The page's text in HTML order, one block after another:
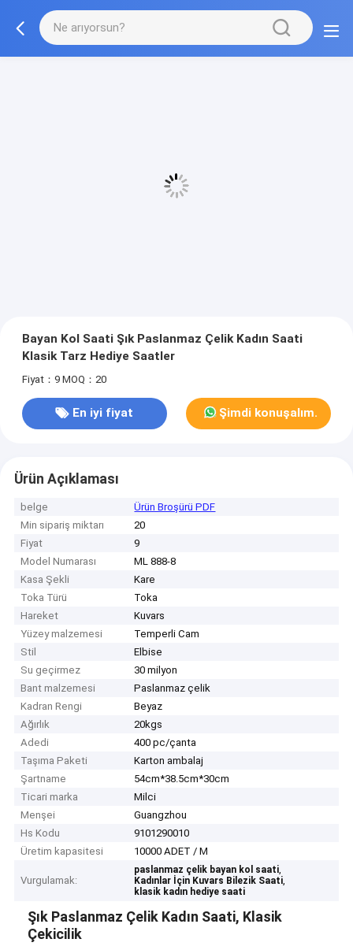
Bayan Kol Saati Şık Paslanmaz Çelik Kadın Saati
Klasik Tarz Hediye Saatler
Fiyat：9 MOQ：20
En iyi fiyat Şimdi konuşalım.
Ürün Açıklaması
belge
Ürün Broşürü PDF
Min sipariş miktarı
20
Fiyat
9
Model Numarası
ML 888-8
Kasa Şekli
Kare
Toka Türü
Toka
Hareket
Kuvars
Yüzey malzemesi
Temperli Cam
Stil
Elbise
Su geçirmez
30 milyon
Bant malzemesi
Paslanmaz çelik
Kadran Rengi
Beyaz
Ağırlık
20kgs
Adedi
400 pc/çanta
Taşıma Paketi
Karton ambalaj
Şartname
54cm*38.5cm*30cm
Ticari marka
Milci
Menşei
Guangzhou
Hs Kodu
9101290010
Üretim kapasitesi
10000 ADET / M
Vurgulamak:
paslanmaz çelik bayan kol saati,
Kadınlar İçin Kuvars Bilezik Saati,
klasik kadın hediye saati
Şık Paslanmaz Çelik Kadın Saati, Klasik
Çekicilik